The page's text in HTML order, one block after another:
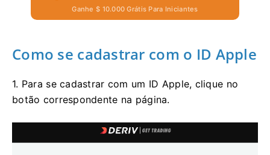
Ganhe $ 10.000 Grátis Para Iniciantes
Como se cadastrar com o ID Apple
1. Para se cadastrar com um ID Apple, clique no
botão correspondente na página.